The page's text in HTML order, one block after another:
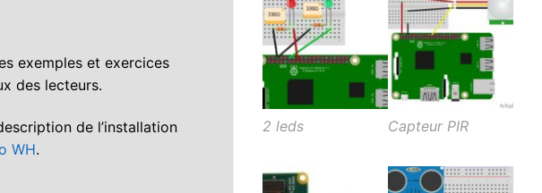
exemples et exercices
des lecteurs.
de l’installation
WH.
2 leds Capteur PIR